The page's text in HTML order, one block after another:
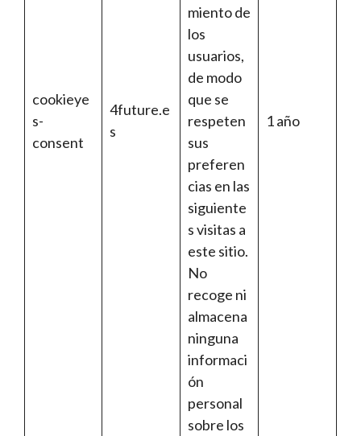
cookieye
s-
consent
4future.e
s
miento de
los
usuarios,
de modo
que se
respeten
sus
preferen
cias en las
siguiente
s visitas a
este sitio.
No
recoge ni
almacena
ninguna
informaci
ón
personal
sobre los
1 año